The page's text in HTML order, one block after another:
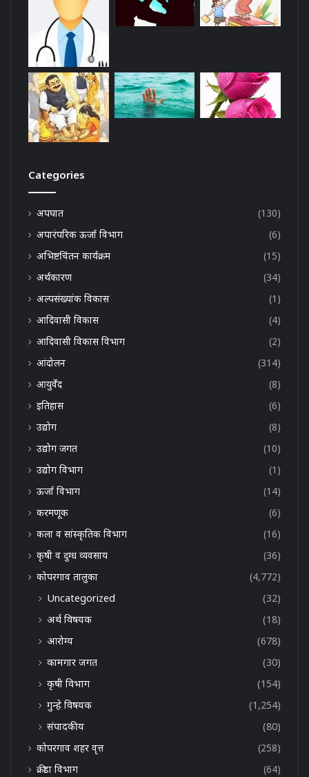
Categories
अपघात
(130)
अपारंपरिक ऊर्जा विभाग
(6)
अभिष्टचिंतन कार्यक्रम
(15)
अर्थकारण
(34)
अल्पसंख्यांक विकास
(1)
आदिवासी विकास
(4)
आदिवासी विकास विभाग
(2)
आंदोलन
(314)
आयुर्वेद
(8)
इतिहास
(6)
उद्योग
(8)
उद्योग जगत
(10)
उद्योग विभाग
(1)
ऊर्जा विभाग
(14)
करमणूक
(6)
कला व सांस्कृतिक विभाग
(16)
कृषी व दुग्ध व्यवसाय
(36)
कोपरगाव तालुका
(4,772)
Uncategorized
(32)
अर्थ विषयक
(18)
आरोग्य
(678)
कामगार जगत
(30)
कृषी विभाग
(154)
गुन्हे विषयक
(1,254)
संपादकीय
(80)
कोपरगाव शहर वृत्त
(258)
क्रीडा विभाग
(64)